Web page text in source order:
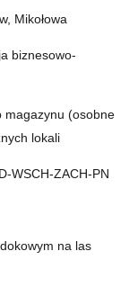
Mikołowa
biznesowo-
magazynu (osobne
lokali
WSCH-ZACH-PN
na las